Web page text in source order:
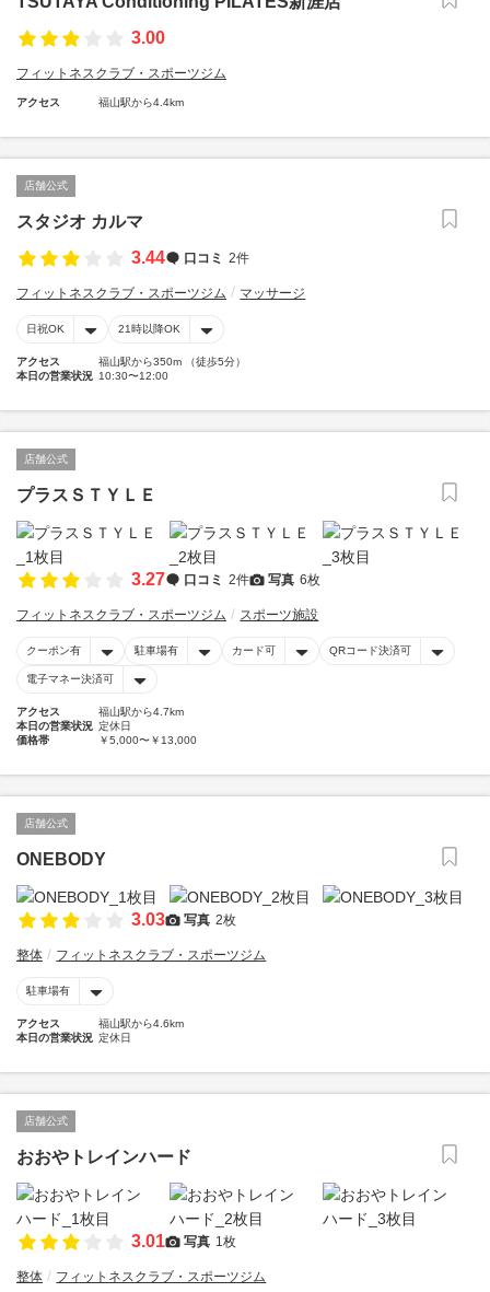
3.00
フィットネスクラブ・スポーツジム
アクセス 福山駅から4.4km
店舗公式
スタジオ カルマ
3.44
口コミ 2件
フィットネスクラブ・スポーツジム マッサージ
日祝OK 21時以降OK
アクセス
福山駅から350m （徒歩5分）
本日の営業状況 10:30〜12:00
店舗公式
プラスＳＴＹＬＥ
3.27 口コミ 2件 写真 6枚
フィットネスクラブ・スポーツジム スポーツ施設
クーポン有 駐車場有 カード可 QRコード決済可
電子マネー決済可
アクセス
福山駅から4.7km
本日の営業状況 定休日
価格帯
￥5,000〜￥13,000
店舗公式
ONEBODY
3.03 写真 2枚
整体 フィットネスクラブ・スポーツジム
駐車場有
アクセス
福山駅から4.6km
本日の営業状況 定休日
店舗公式
おおやトレインハード
3.01 写真 1枚
整体 フィットネスクラブ・スポーツジム